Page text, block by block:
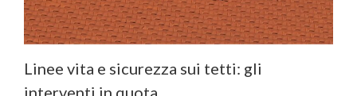
Linee vita e sicurezza sui tetti: gli